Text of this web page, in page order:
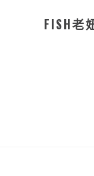
FISH老